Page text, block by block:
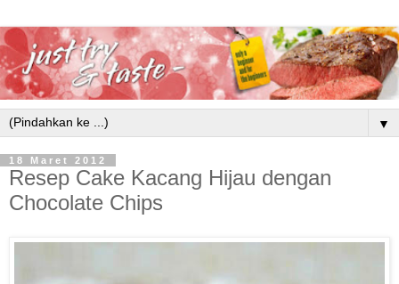
▼
18 Maret 2012
Resep Cake Kacang Hijau dengan
Chocolate Chips